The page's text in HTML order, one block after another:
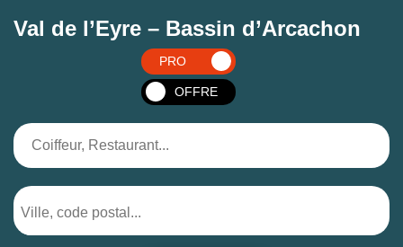
Val de l’Eyre – Bassin d’Arcachon
PRO
OFFRE